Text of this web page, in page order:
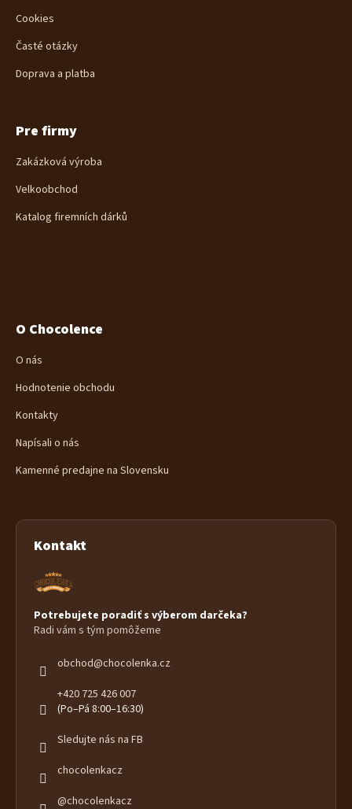
Cookies
Časté otázky
Doprava a platba
Pre firmy
Zakázková výroba
Velkoobchod
Katalog firemních dárků
O Chocolence
O nás
Hodnotenie obchodu
Kontakty
Napísali o nás
Kamenné predajne na Slovensku
Kontakt
Potrebujete poradiť s výberom darčeka?
Radi vám s tým pomôžeme
obchod@chocolenka.cz
+420 725 426 007
(Po–Pá 8:00–16:30)
Sledujte nás na FB
chocolenkacz
@chocolenkacz